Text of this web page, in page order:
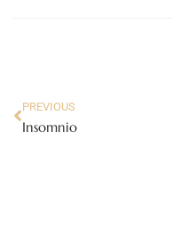
PREVIOUS
Insomnio